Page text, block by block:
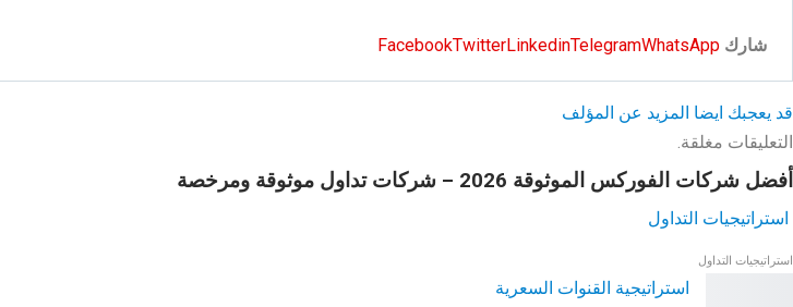
شارك FacebookTwitterLinkedinTelegramWhatsApp
قد يعجبك ايضا المزيد عن المؤلف
التعليقات مغلقة.
أفضل شركات الفوركس الموثوقة 2026 – شركات تداول موثوقة ومرخصة
استراتيجيات التداول
استراتيجيات التداول
استراتيجية القنوات السعرية